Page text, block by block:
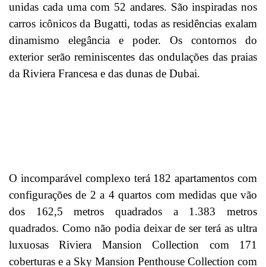
unidas cada uma com 52 andares. São inspiradas nos
carros icônicos da Bugatti, todas as residências exalam
dinamismo elegância e poder. Os contornos do
exterior serão reminiscentes das ondulações das praias
da Riviera Francesa e das dunas de Dubai.
O incomparável complexo terá 182 apartamentos com
configurações de 2 a 4 quartos com medidas que vão
dos 162,5 metros quadrados a 1.383 metros
quadrados. Como não podia deixar de ser terá as ultra
luxuosas Riviera Mansion Collection com 171
coberturas e a Sky Mansion Penthouse Collection com